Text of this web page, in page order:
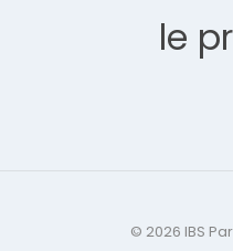
le
© 2026 IBS